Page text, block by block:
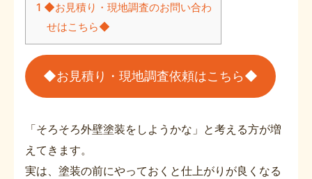
1 ◆お見積り・現地調査のお問い合わ
せはこちら◆
◆お見積り・現地調査依頼はこちら◆
「そろそろ外壁塗装をしようかな」と考える方が増
えてきます。
実は、塗装の前にやっておくと仕上がりが良くなる